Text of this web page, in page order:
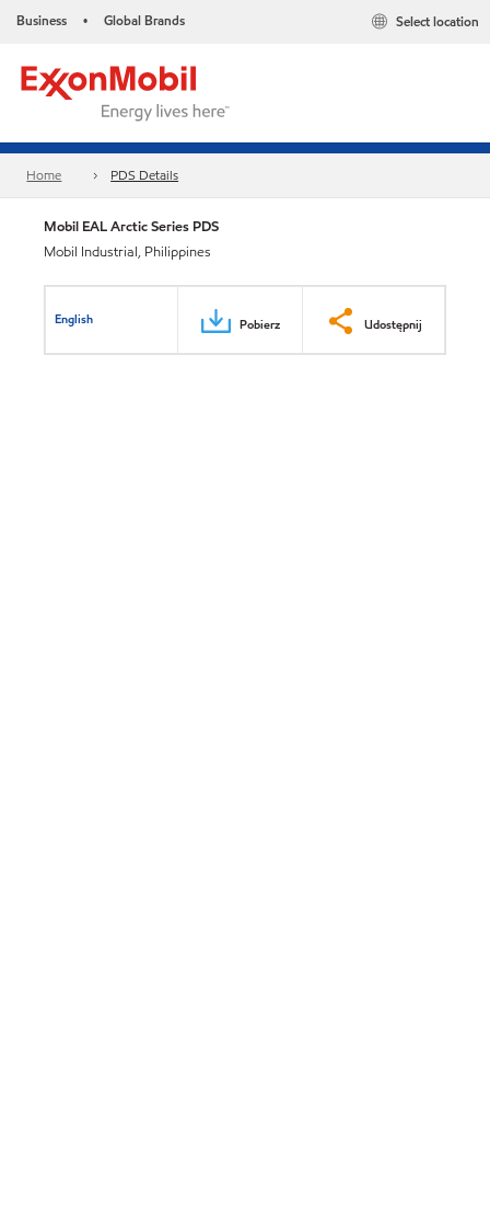
Business • Global Brands Select location
Home PDS Details
Mobil EAL Arctic Series PDS
Mobil Industrial, Philippines
English Pobierz Udostępnij